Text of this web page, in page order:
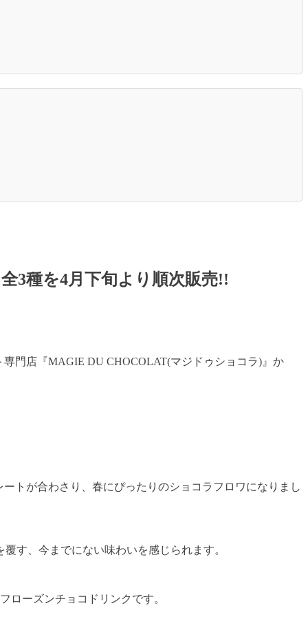
3種を4月下旬より順次販売!!
門店『MAGIE DU CHOCOLAT(マジドゥショコラ)』か
トが合わさり、春にぴったりのショコラフロワになりまし
す、今までにない味わいを感じられます。
ローズンチョコドリンクです。